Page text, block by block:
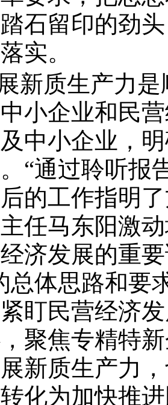
石留印的劲
实。
新质生产力
小企业和民
中小企业，
“通过聆听报
的工作指明
任马东阳激
济发展的重
总体思路和要
盯民营经济
聚焦专精特
新质生产力
化为加快推